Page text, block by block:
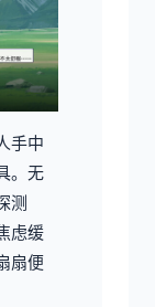
手中
。无
测
虑缓
扇便